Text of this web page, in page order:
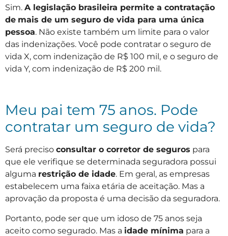
Sim. A legislação brasileira permite a contratação
de mais de um seguro de vida para uma única
pessoa. Não existe também um limite para o valor
das indenizações. Você pode contratar o seguro de
vida X, com indenização de R$ 100 mil, e o seguro de
vida Y, com indenização de R$ 200 mil.
Meu pai tem 75 anos. Pode
contratar um seguro de vida?
Será preciso consultar o corretor de seguros para
que ele verifique se determinada seguradora possui
alguma restrição de idade. Em geral, as empresas
estabelecem uma faixa etária de aceitação. Mas a
aprovação da proposta é uma decisão da seguradora.
Portanto, pode ser que um idoso de 75 anos seja
aceito como segurado. Mas a idade mínima para a